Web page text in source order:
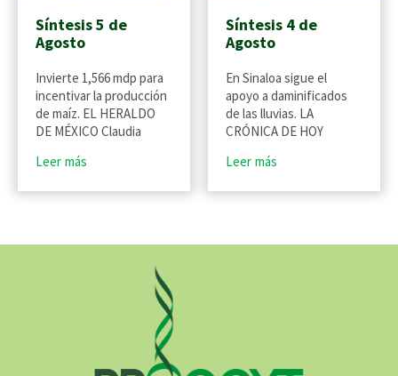
Síntesis 5 de
Agosto
Invierte 1,566 mdp para
incentivar la producción
de maíz. EL HERALDO
DE MÉXICO Claudia
Leer más
Síntesis 4 de
Agosto
En Sinaloa sigue el
apoyo a daminificados
de las lluvias. LA
CRÓNICA DE HOY
Leer más